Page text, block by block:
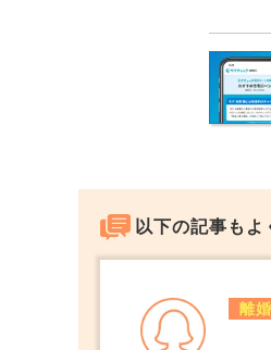
住宅ローンの契
支払い義務 → ご
物件の所有権 →
ご主人がローン
ご主人が売却し
ご主人に万が一
以下の記事も
離婚